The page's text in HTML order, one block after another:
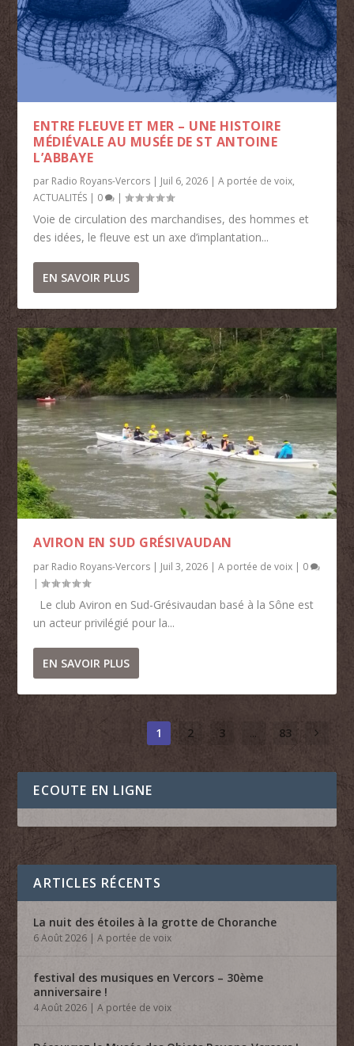
ENTRE FLEUVE ET MER – UNE HISTOIRE
MÉDIÉVALE AU MUSÉE DE ST ANTOINE
L’ABBAYE
par Radio Royans-Vercors | Juil 6, 2026 |A portée de voix,
ACTUALITÉS | 0 |
Voie de circulation des marchandises, des hommes et
des idées, le fleuve est un axe d’implantation...
EN SAVOIR PLUS
AVIRON EN SUD GRÉSIVAUDAN
par Radio Royans-Vercors | Juil 3, 2026 |A portée de voix | 0
|
Le club Aviron en Sud-Grésivaudan basé à la Sône est
un acteur privilégié pour la...
EN SAVOIR PLUS
1 2 3 ... 83
ECOUTE EN LIGNE
ARTICLES RÉCENTS
La nuit des étoiles à la grotte de Choranche
6 Août 2026 |A portée de voix
festival des musiques en Vercors – 30ème
anniversaire !
4 Août 2026 |A portée de voix